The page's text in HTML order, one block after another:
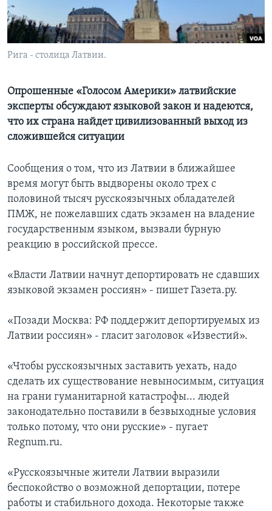
Learning English
СОЦИАЛЬНЫЕ СЕТИ
Языки
Рига - столица Латвии.
Опрошенные «Голосом Америки» латвийские
эксперты обсуждают языковой закон и надеются,
что их страна найдет цивилизованный выход из
сложившейся ситуации
Сообщения о том, что из Латвии в ближайшее
время могут быть выдворены около трех с
половиной тысяч русскоязычных обладателей
ПМЖ, не пожелавших сдать экзамен на владение
государственным языком, вызвали бурную
реакцию в российской прессе.
«Власти Латвии начнут депортировать не сдавших
языковой экзамен россиян» - пишет Газета.ру.
«Позади Москва: РФ поддержит депортируемых из
Латвии россиян» - гласит заголовок «Известий».
«Чтобы русскоязычных заставить уехать, надо
сделать их существование невыносимым, ситуация
на грани гуманитарной катастрофы... людей
законодательно поставили в безвыходные условия
только потому, что они русские» - пугает
Regnum.ru.
«Русскоязычные жители Латвии выразили
беспокойство о возможной депортации, потере
работы и стабильного дохода. Некоторые также